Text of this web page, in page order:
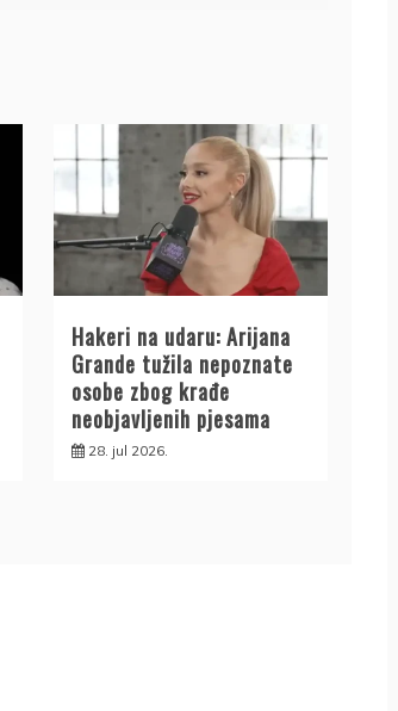
Hakeri na udaru: Arijana
Grande tužila nepoznate
osobe zbog krađe
neobjavljenih pjesama
28. jul 2026.